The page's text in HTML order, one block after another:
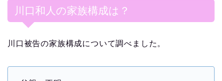
川口和人の家族構成は？
川口被告の家族構成について調べました。